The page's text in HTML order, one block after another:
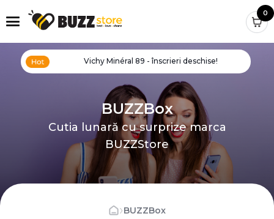
0
Vichy Minéral 89 - înscrieri deschise!
BUZZBox
Cutia lunară cu surprize marca
BUZZStore
›BUZZBox